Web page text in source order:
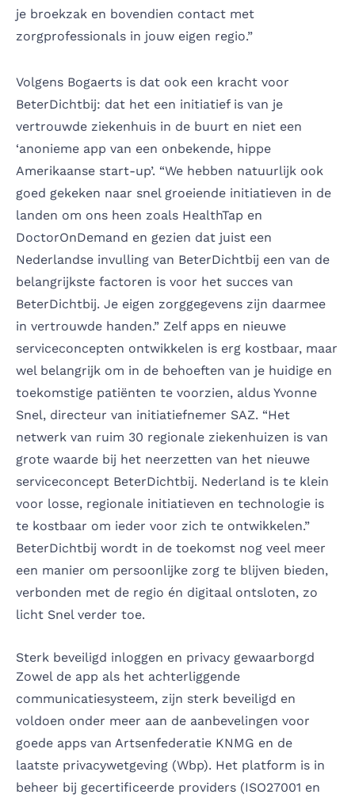
je broekzak en bovendien contact met
zorgprofessionals in jouw eigen regio.”
Volgens Bogaerts is dat ook een kracht voor
BeterDichtbij: dat het een initiatief is van je
vertrouwde ziekenhuis in de buurt en niet een
‘anonieme app van een onbekende, hippe
Amerikaanse start-up’. “We hebben natuurlijk ook
goed gekeken naar snel groeiende initiatieven in de
landen om ons heen zoals HealthTap en
DoctorOnDemand en gezien dat juist een
Nederlandse invulling van BeterDichtbij een van de
belangrijkste factoren is voor het succes van
BeterDichtbij. Je eigen zorggegevens zijn daarmee
in vertrouwde handen.” Zelf apps en nieuwe
serviceconcepten ontwikkelen is erg kostbaar, maar
wel belangrijk om in de behoeften van je huidige en
toekomstige patiënten te voorzien, aldus Yvonne
Snel, directeur van initiatiefnemer SAZ. “Het
netwerk van ruim 30 regionale ziekenhuizen is van
grote waarde bij het neerzetten van het nieuwe
serviceconcept BeterDichtbij. Nederland is te klein
voor losse, regionale initiatieven en technologie is
te kostbaar om ieder voor zich te ontwikkelen.”
BeterDichtbij wordt in de toekomst nog veel meer
een manier om persoonlijke zorg te blijven bieden,
verbonden met de regio én digitaal ontsloten, zo
licht Snel verder toe.
Sterk beveiligd inloggen en privacy gewaarborgd
Zowel de app als het achterliggende
communicatiesysteem, zijn sterk beveiligd en
voldoen onder meer aan de aanbevelingen voor
goede apps van Artsenfederatie KNMG en de
laatste privacywetgeving (Wbp). Het platform is in
beheer bij gecertificeerde providers (ISO27001 en